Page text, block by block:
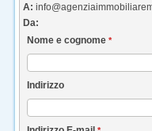
A:
Da:
Nome e cognome *
Indirizzo